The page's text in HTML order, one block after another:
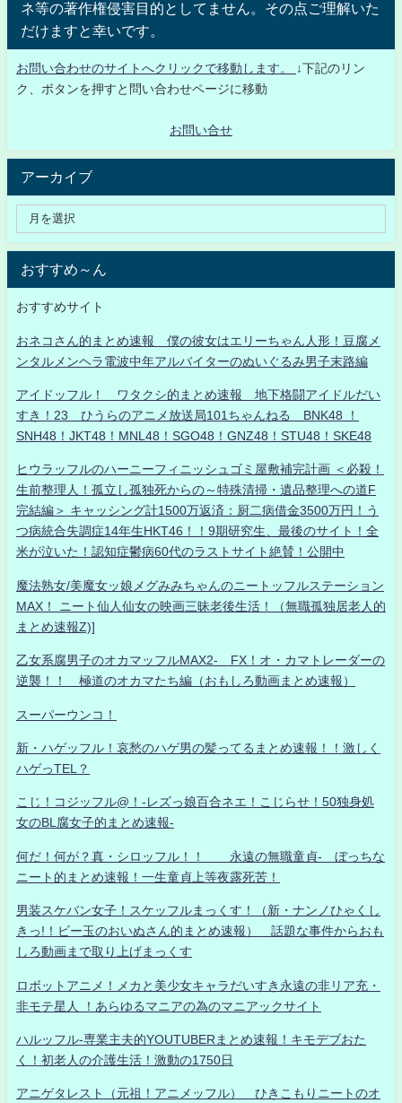
ネ等の著作権侵害目的としてません。その点ご理解いた
だけますと幸いです。
お問い合わせのサイトへクリックで移動します。
↓下記のリン
ク、ボタンを押すと問い合わせページに移動
お問い合せ
アーカイブ
おすすめ～ん
おすすめサイト
おネコさん的まとめ速報 僕の彼女はエリーちゃん人形！豆腐メ
ンタルメンヘラ電波中年アルバイターのぬいぐるみ男子末路編
アイドッフル！ ワタクシ的まとめ速報 地下格闘アイドルだい
すき！23 ひうらのアニメ放送局101ちゃんねる BNK48 ！
SNH48！JKT48！MNL48！SGO48！GNZ48！STU48！SKE48
ヒウラッフルのハーニーフィニッシュゴミ屋敷補完計画 ＜必殺！
生前整理人！孤立し孤独死からの～特殊清掃・遺品整理への道F
完結編＞ キャッシング計1500万返済：厨二病借金3500万円！う
つ病統合失調症14年生HKT46！！9期研究生、最後のサイト！全
米が泣いた！認知症鬱病60代のラストサイト絶賛！公開中
魔法熟女/美魔女ッ娘メグみみちゃんのニートッフルステーション
MAX！ ニート仙人仙女の映画三昧老後生活！（無職孤独居老人的
まとめ速報Z)]
乙女系腐男子のオカマッフルMAX2- FX！オ・カマトレーダーの
逆襲！！ 極道のオカマたち編（おもしろ動画まとめ速報）
スーパーウンコ！
新・ハゲッフル！哀愁のハゲ男の髪ってるまとめ速報！！激しく
ハゲっTEL？
こじ！コジッフル@！-レズっ娘百合ネエ！こじらせ！50独身処
女のBL腐女子的まとめ速報-
何だ！何が？真・シロッフル！！ 永遠の無職童貞- ぼっちな
ニート的まとめ速報！一生童貞上等夜露死苦！
男装スケバン女子！スケッフルまっくす！（新・ナンノひゃくし
きっ!！ビー玉のおいぬさん的まとめ速報） 話題な事件からおも
しろ動画まで取り上げまっくす
ロボットアニメ！メカと美少女キャラだいすき永遠の非リア充・
非モテ星人 ！あらゆるマニアの為のマニアックサイト
ハルッフル-専業主夫的YOUTUBERまとめ速報！キモデブおた
く！初老人の介護生活！激動の1750日
アニゲタレスト（元祖！アニメッフル） ひきこもりニートのオ